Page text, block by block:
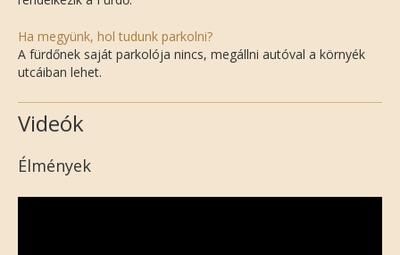
Ha megyünk, hol tudunk parkolni?
A fürdőnek saját parkolója nincs, megállni autóval a környék
utcáiban lehet.
Videók
Élmények